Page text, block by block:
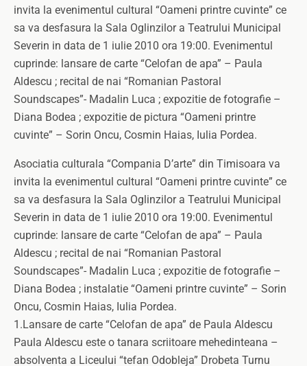
invita la evenimentul cultural “Oameni printre cuvinte” ce
sa va desfasura la Sala Oglinzilor a Teatrului Municipal
Severin in data de 1 iulie 2010 ora 19:00. Evenimentul
cuprinde: lansare de carte “Celofan de apa” – Paula
Aldescu ; recital de nai “Romanian Pastoral
Soundscapes”- Madalin Luca ; expozitie de fotografie –
Diana Bodea ; expozitie de pictura “Oameni printre
cuvinte” – Sorin Oncu, Cosmin Haias, Iulia Pordea.
Asociatia culturala “Compania D’arte” din Timisoara va
invita la evenimentul cultural “Oameni printre cuvinte” ce
sa va desfasura la Sala Oglinzilor a Teatrului Municipal
Severin in data de 1 iulie 2010 ora 19:00. Evenimentul
cuprinde: lansare de carte “Celofan de apa” – Paula
Aldescu ; recital de nai “Romanian Pastoral
Soundscapes”- Madalin Luca ; expozitie de fotografie –
Diana Bodea ; instalatie “Oameni printre cuvinte” – Sorin
Oncu, Cosmin Haias, Iulia Pordea.
1.Lansare de carte “Celofan de apa” de Paula Aldescu
Paula Aldescu este o tanara scriitoare mehedinteana –
absolventa a Liceului “tefan Odobleja” Drobeta Turnu